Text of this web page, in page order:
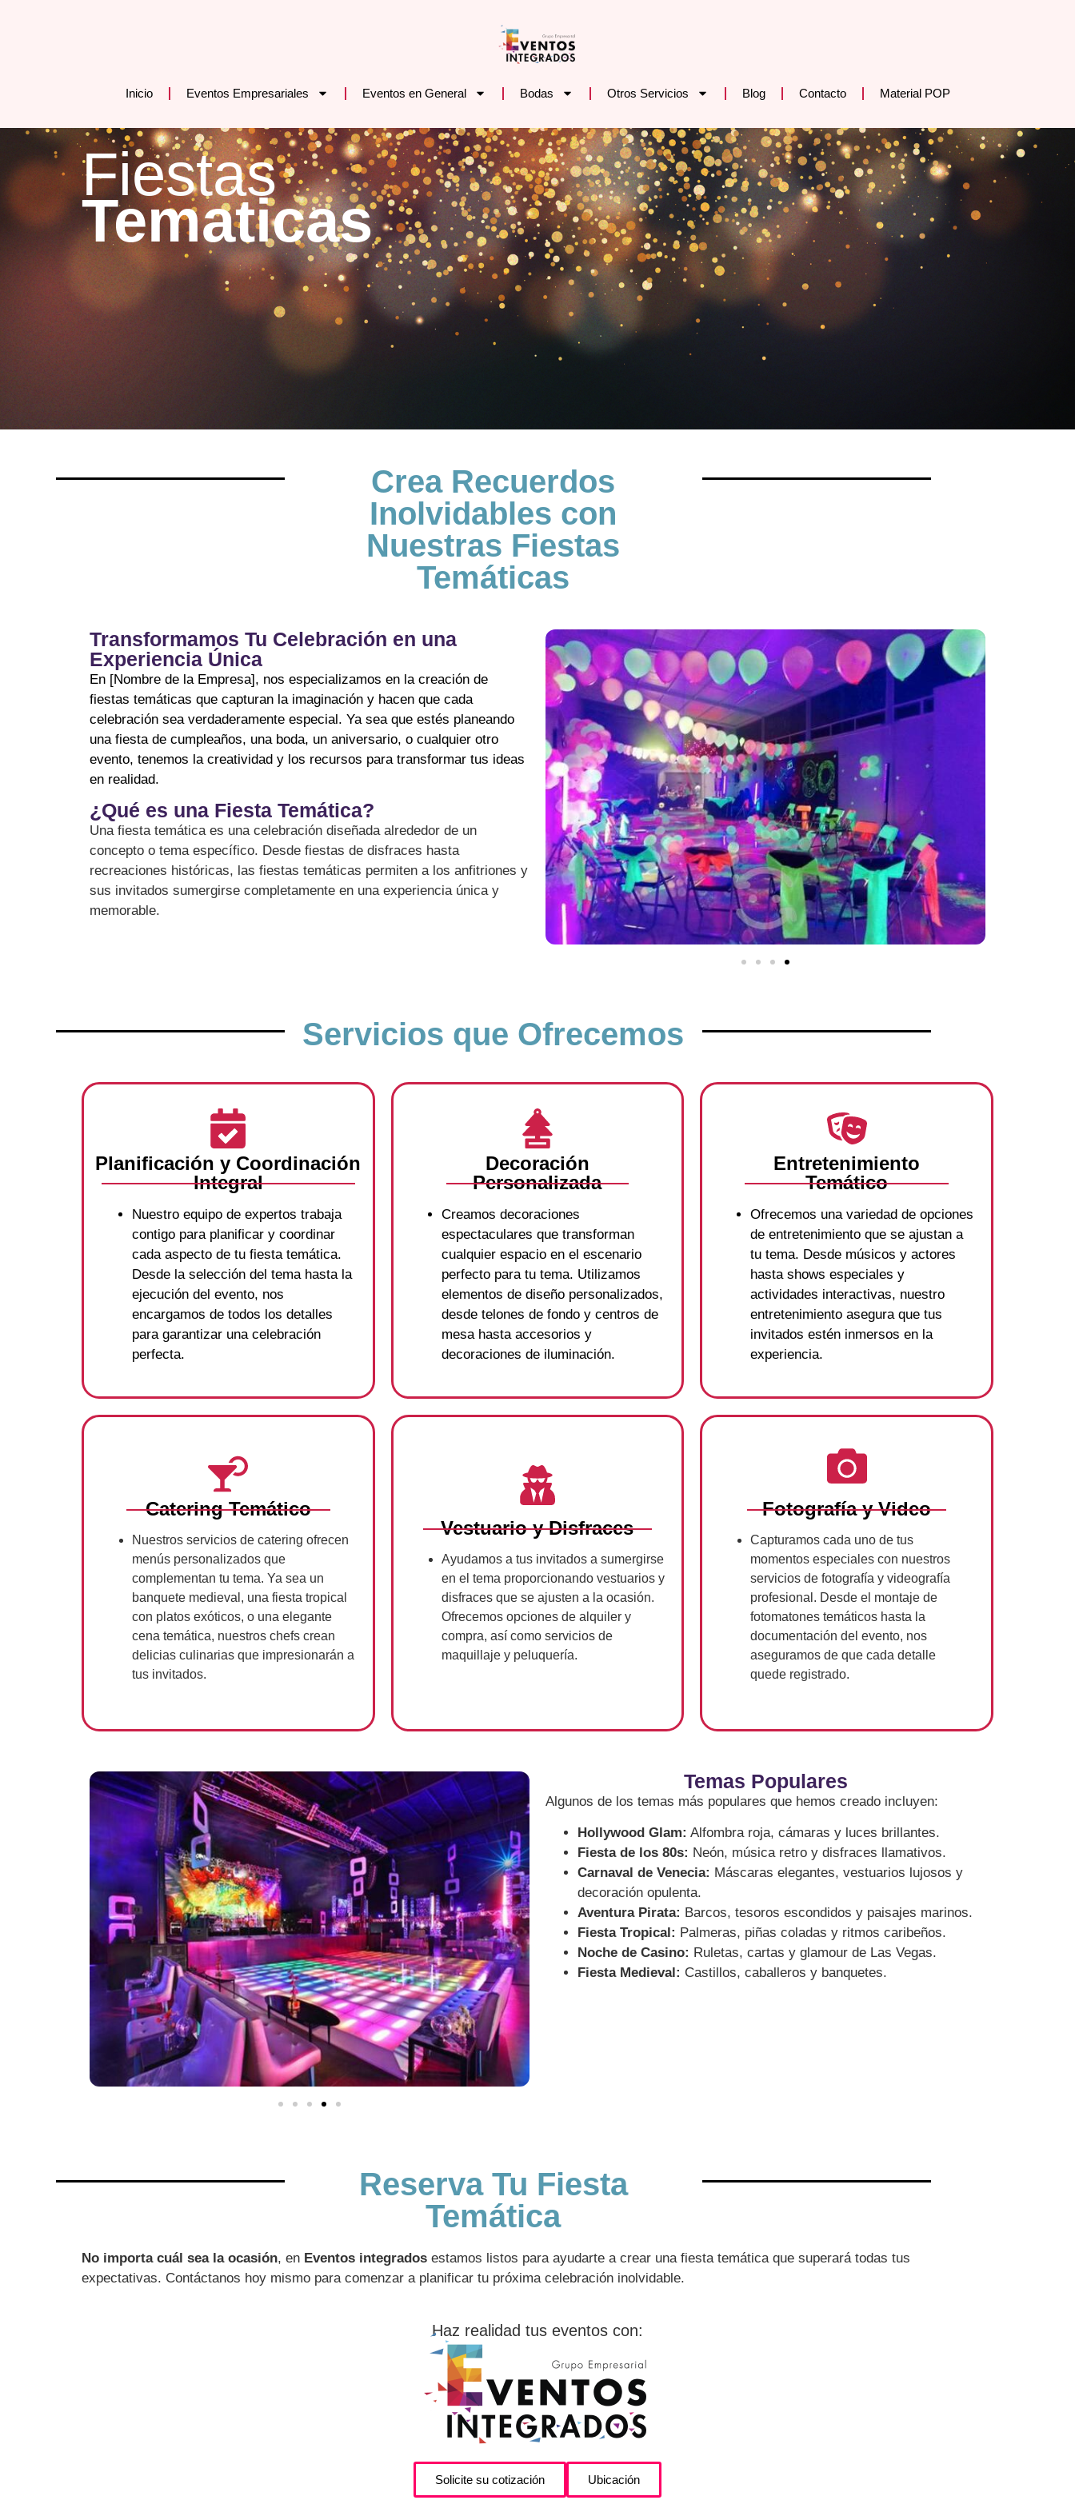
Inicio Eventos Empresariales Eventos en General Bodas Otros Servicios Blog Contacto Material POP
Fiestas
Tematicas
Crea Recuerdos
Inolvidables con
Nuestras Fiestas
Temáticas
Transformamos Tu Celebración en una
Experiencia Única
En [Nombre de la Empresa], nos especializamos en la creación de
fiestas temáticas que capturan la imaginación y hacen que cada
celebración sea verdaderamente especial. Ya sea que estés planeando
una fiesta de cumpleaños, una boda, un aniversario, o cualquier otro
evento, tenemos la creatividad y los recursos para transformar tus ideas
en realidad.
¿Qué es una Fiesta Temática?
Una fiesta temática es una celebración diseñada alrededor de un
concepto o tema específico. Desde fiestas de disfraces hasta
recreaciones históricas, las fiestas temáticas permiten a los anfitriones y
sus invitados sumergirse completamente en una experiencia única y
memorable.
Servicios que Ofrecemos
Planificación y Coordinación
Integral
Nuestro equipo de expertos trabaja
contigo para planificar y coordinar
cada aspecto de tu fiesta temática.
Desde la selección del tema hasta la
ejecución del evento, nos
encargamos de todos los detalles
para garantizar una celebración
perfecta.
Decoración
Personalizada
Creamos decoraciones
espectaculares que transforman
cualquier espacio en el escenario
perfecto para tu tema. Utilizamos
elementos de diseño personalizados,
desde telones de fondo y centros de
mesa hasta accesorios y
decoraciones de iluminación.
Entretenimiento
Temático
Ofrecemos una variedad de opciones
de entretenimiento que se ajustan a
tu tema. Desde músicos y actores
hasta shows especiales y
actividades interactivas, nuestro
entretenimiento asegura que tus
invitados estén inmersos en la
experiencia.
Catering Temático
Nuestros servicios de catering ofrecen
menús personalizados que
complementan tu tema. Ya sea un
banquete medieval, una fiesta tropical
con platos exóticos, o una elegante
cena temática, nuestros chefs crean
delicias culinarias que impresionarán a
tus invitados.
Vestuario y Disfraces
Ayudamos a tus invitados a sumergirse
en el tema proporcionando vestuarios y
disfraces que se ajusten a la ocasión.
Ofrecemos opciones de alquiler y
compra, así como servicios de
maquillaje y peluquería.
Fotografía y Video
Capturamos cada uno de tus
momentos especiales con nuestros
servicios de fotografía y videografía
profesional. Desde el montaje de
fotomatones temáticos hasta la
documentación del evento, nos
aseguramos de que cada detalle
quede registrado.
Temas Populares
Algunos de los temas más populares que hemos creado incluyen:
Hollywood Glam: Alfombra roja, cámaras y luces brillantes.
Fiesta de los 80s: Neón, música retro y disfraces llamativos.
Carnaval de Venecia: Máscaras elegantes, vestuarios lujosos y
decoración opulenta.
Aventura Pirata: Barcos, tesoros escondidos y paisajes marinos.
Fiesta Tropical: Palmeras, piñas coladas y ritmos caribeños.
Noche de Casino: Ruletas, cartas y glamour de Las Vegas.
Fiesta Medieval: Castillos, caballeros y banquetes.
Reserva Tu Fiesta
Temática
No importa cuál sea la ocasión, en Eventos integrados estamos listos para ayudarte a crear una fiesta temática que superará todas tus
expectativas. Contáctanos hoy mismo para comenzar a planificar tu próxima celebración inolvidable.
Haz realidad tus eventos con:
Solicite su cotización Ubicación